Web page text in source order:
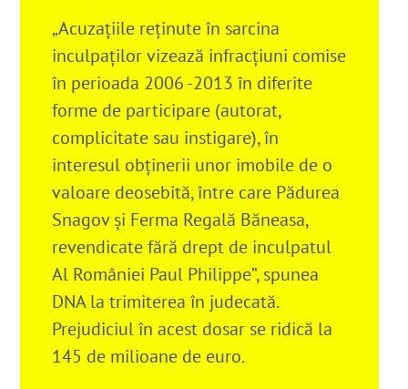
„Acuzaţiile reţinute în sarcina
inculpaţilor vizează infracţiuni comise
în perioada 2006 -2013 în diferite
forme de participare (autorat,
complicitate sau instigare), în
interesul obţinerii unor imobile de o
valoare deosebită, între care Pădurea
Snagov şi Ferma Regală Băneasa,
revendicate fără drept de inculpatul
Al României Paul Philippe”, spunea
DNA la trimiterea în judecată.
Prejudiciul în acest dosar se ridică la
145 de milioane de euro.